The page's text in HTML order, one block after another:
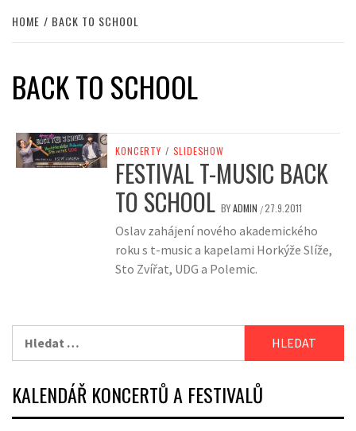
HOME BACK TO SCHOOL
BACK TO SCHOOL
KONCERTY / SLIDESHOW
FESTIVAL T-MUSIC BACK
TO SCHOOL BYADMIN /27.9.2011
Oslav zahájení nového akademického
roku s t-music a kapelami Horkýže Slíže,
Sto Zvířat, UDG a Polemic.
KALENDÁŘ KONCERTŮ A FESTIVALŮ